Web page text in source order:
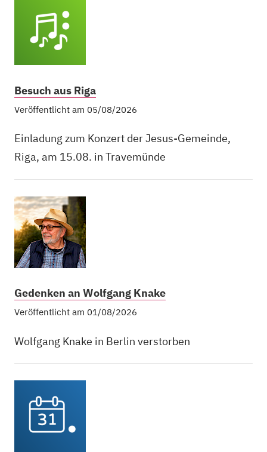
Besuch aus Riga
Veröffentlicht am 05/08/2026
Einladung zum Konzert der Jesus-Gemeinde,
Riga, am 15.08. in Travemünde
Gedenken an Wolfgang Knake
Veröffentlicht am 01/08/2026
Wolfgang Knake in Berlin verstorben